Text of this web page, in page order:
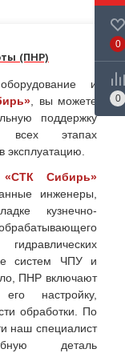
(ПНР)
и
, вы можете
поддержку
всех этапах
эксплуатацию.
Сибирь»
инженеры,
кузнечно-
систем ЧПУ и
ПНР включают
настройку,
обработки. По
наш специалист
деталь
0
0